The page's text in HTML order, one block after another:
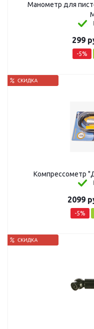
Манометр для
299
-5%
2099
-5%